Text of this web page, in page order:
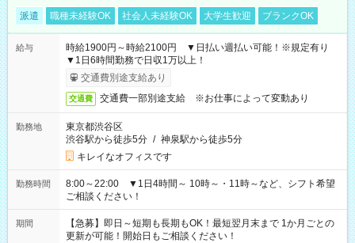
派遣 職種未経験OK 社会人未経験OK 大学生歓迎 ブランクOK
給与
時給1900円～時給2100円 ▼日払い週払い可能！※規定有り
▼1日6時間勤務で日収1万以上！
交通費別途支給あり
交通費 交通費一部別途支給 ※お仕事によって変動あり
勤務地
東京都渋谷区
渋谷駅から徒歩5分 / 神泉駅から徒歩5分
キレイなオフィスです
勤務時間
8:00～22:00 ▼1日4時間～ 10時～・11時～など、シフト希望
ご相談ください！
期間
【急募】即日～短期も長期もOK！最短翌月末まで 1か月ごとの
更新が可能！開始日もご相談ください！